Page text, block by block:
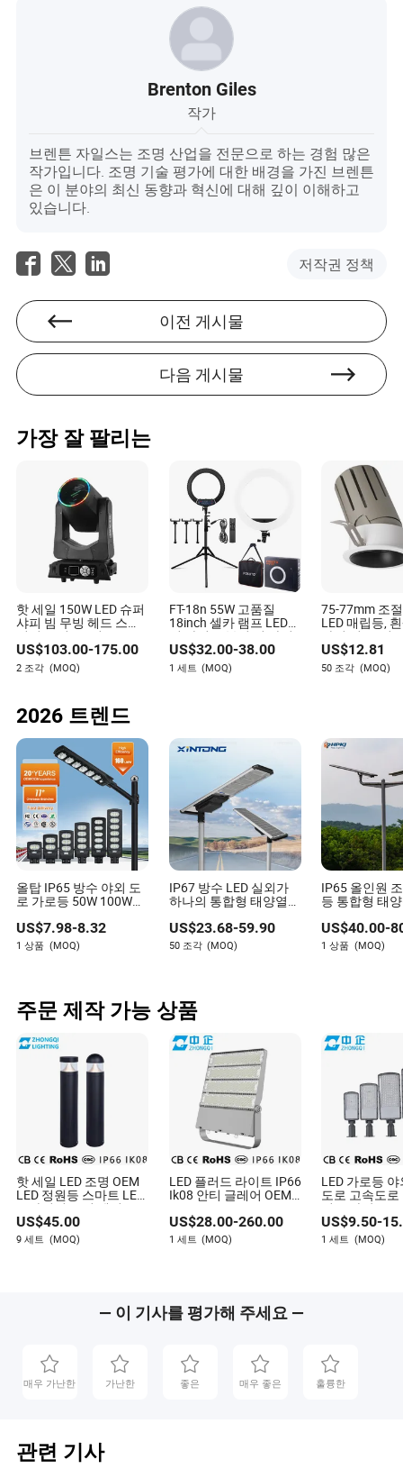
Brenton Giles
작가
브렌튼 자일스는 조명 산업을 전문으로 하는 경험 많은
작가입니다. 조명 기술 평가에 대한 배경을 가진 브렌튼
은 이 분야의 최신 동향과 혁신에 대해 깊이 이해하고
있습니다.
저작권 정책
이전 게시물
다음 게시물
가장 잘 팔리는
핫 세일 150W LED 슈퍼
샤피 빔 무빙 헤드 스테
이지 조명 DJ 디스코 클
럽 웨딩 극장 교회 쇼 이
벤트 링
US$103.00-175.00
2 조각 (MOQ)
FT-18n 55W 고품질
18inch 셀카 램프 LED
링 라이트 뷰티 링 라이
트와 삼각대 3 동영상 촬
영용 전화 거치대
US$32.00-38.00
1 세트 (MOQ)
75-77mm 조
LED 매립등,
라커 링, 조명
현대적인 인
한 쉬운 설치
US$12.81
50 조각 (MOQ)
2026 트렌드
올탑 IP65 방수 야외 도
로 가로등 50W 100W
광 태양광 가로등 올인
원 통합 모션 센서 태양
광 LED 가로등
US$7.98-8.32
1 상품 (MOQ)
IP67 방수 LED 실외가
하나의 통합형 태양열
워 스트리트 로드 가든
라이트
US$23.68-59.90
50 조각 (MOQ)
IP65 올인원
등 통합형 태
US$40.00-
1 상품 (MOQ)
주문 제작 가능 상품
핫 세일 LED 조명 OEM
LED 정원등 스마트 LED
드라이버 모션 센서
IP66 방수 CE RoHS 태
양광 야외 조명
US$45.00
9 세트 (MOQ)
LED 플러드 라이트 IP66
Ik08 안티 글레어 OEM
1000W 와트 LED 스포
트라이트 스타디움 라이
트 하이 마스트 라이트
US$28.00-260.00
1 세트 (MOQ)
LED 가로등
도로 고속도로
역 주차장
150W 와트 공
LED-조명 램
태양광 카메
US$9.50-
1 세트 (MOQ)
— 이 기사를 평가해 주세요 —
매우 가난한 가난한 좋은 매우 좋은 훌륭한
관련 기사